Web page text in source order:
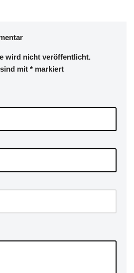
wird nicht veröffentlicht.
mit * markiert